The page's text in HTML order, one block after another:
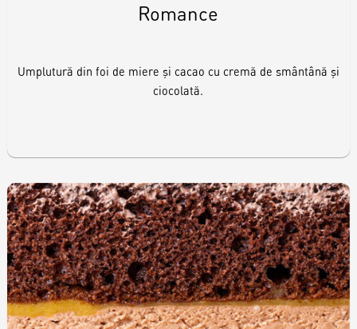
Romance
Umplutură din foi de miere și cacao cu cremă de smântână și
ciocolată.